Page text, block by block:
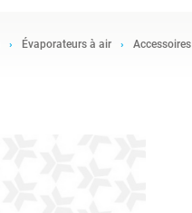
Évaporateurs à air Accessoires